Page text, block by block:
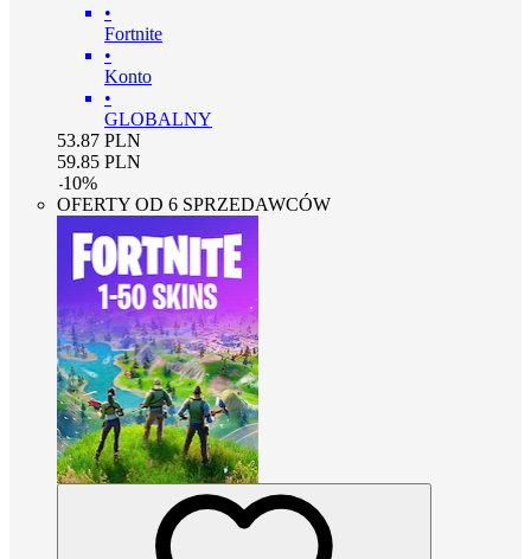
•
Fortnite
•
Konto
•
GLOBALNY
53.87 PLN
59.85 PLN
-10%
OFERTY OD 6 SPRZEDAWCÓW